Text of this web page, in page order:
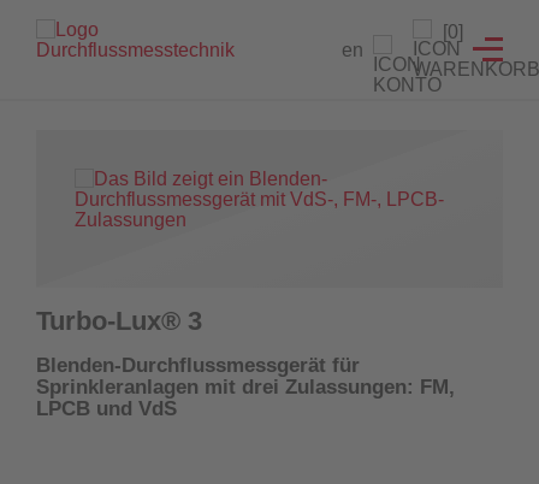
en
[0]
Turbo-Lux® 3
Blenden-Durchflussmessgerät für
Sprinkleranlagen mit drei Zulassungen: FM,
LPCB und VdS
Hydrantenprüfgerät Löschwasserversorgung
Wandhydrantenprüfgerät
Durchflussmessgeräte für Sprinkleranlagen
Hydrantenprüfgeräte für die Löschwasserversorgung
UW3 Serie Überwachungsschalter
Wartung und Reparatur
Zertifikatsgenerator